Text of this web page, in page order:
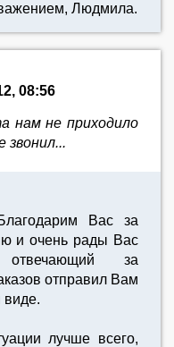
Людмила.
08:56
нам не приходило
звонил...
Вас за
и очень рады Вас
за
отправил Вам
виде.
лучше всего,